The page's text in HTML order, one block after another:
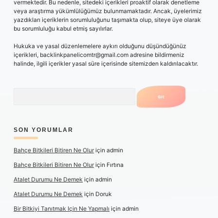
vermektedir. Bu nedenle, sitedeki içerikleri proaktif olarak denetleme
veya araştırma yükümlülüğümüz bulunmamaktadır. Ancak, üyelerimiz
yazdıkları içeriklerin sorumluluğunu taşımakta olup, siteye üye olarak
bu sorumluluğu kabul etmiş sayılırlar.
Hukuka ve yasal düzenlemelere aykırı olduğunu düşündüğünüz
içerikleri, backlinkpanelicomtr@gmail.com adresine bildirmeniz
halinde, ilgili içerikler yasal süre içerisinde sitemizden kaldırılacaktır.
SON YORUMLAR
Bahçe Bitkileri Bitiren Ne Oluriçin admin
Bahçe Bitkileri Bitiren Ne Oluriçin Fırtına
Atalet Durumu Ne Demek için admin
Atalet Durumu Ne Demek için Doruk
Bir Bitkiyi Tanıtmak Için Ne Yapmalı için admin